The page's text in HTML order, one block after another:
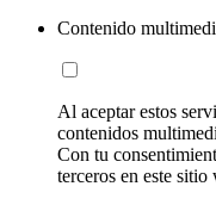
Contenido
Al aceptar estos
contenidos
Con tu
terceros en este sitio